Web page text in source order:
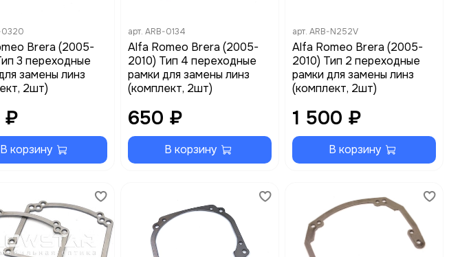
0320
Brera (2005-
3 переходные
замены линз
2шт)
₽
В корзину
арт. ARB-0134
Alfa Romeo Brera (2005-
2010) Тип 4 переходные
рамки для замены линз
(комплект, 2шт)
650 ₽
В корзину
арт. ARB-N252V
Alfa Romeo Brera (2005-
2010) Тип 2 переходные
рамки для замены линз
(комплект, 2шт)
1 500 ₽
В корзину